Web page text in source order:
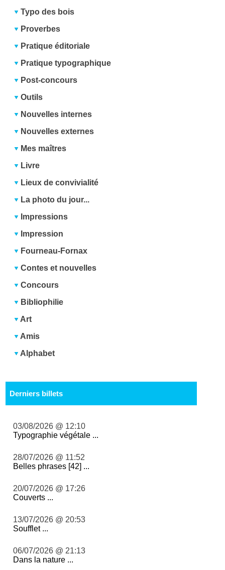
Typo des bois
Proverbes
Pratique éditoriale
Pratique typographique
Post-concours
Outils
Nouvelles internes
Nouvelles externes
Mes maîtres
Livre
Lieux de convivialité
La photo du jour...
Impressions
Impression
Fourneau-Fornax
Contes et nouvelles
Concours
Bibliophilie
Art
Amis
Alphabet
Derniers billets
03/08/2026 @ 12:10
Typographie végétale ...
28/07/2026 @ 11:52
Belles phrases [42] ...
20/07/2026 @ 17:26
Couverts ...
13/07/2026 @ 20:53
Soufflet ...
06/07/2026 @ 21:13
Dans la nature ...